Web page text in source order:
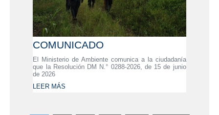
COMUNICADO
El Ministerio de Ambiente comunica a la ciudadanía
que la Resolución DM N.° 0288-2026, de 15 de junio
de 2026
LEER MÁS